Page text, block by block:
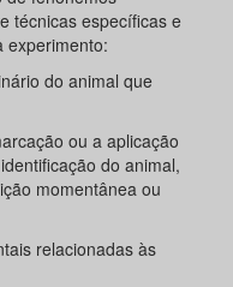
técnicas específicas e
experimento:
do animal que
ou a aplicação
do animal,
momentânea ou
relacionadas às